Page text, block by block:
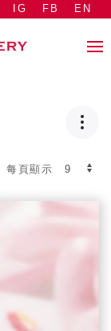
IG FB EN
每頁顯示